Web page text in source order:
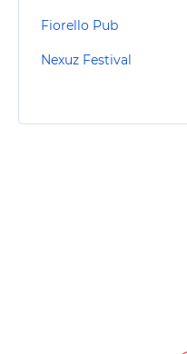
Fiorello Pub
Nexuz Festival